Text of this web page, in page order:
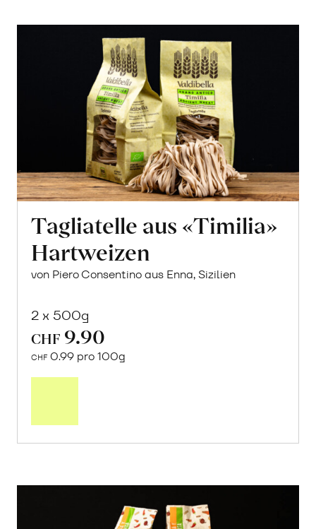
Tagliatelle aus «Timilia»
Hartweizen
von Piero Consentino aus Enna, Sizilien
2 x 500g
CHF 9.90
CHF 0.99 pro 100g